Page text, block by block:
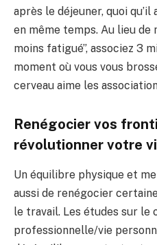
après le déjeuner, quoi
en même temps. Au lieu de
moins fatigué”, associez 3
moment où vous vous
cerveau aime les
Renégocier vos
révolutionner votre
Un équilibre physique et
aussi de renégocier
le travail. Les études sur le
professionnelle/vie